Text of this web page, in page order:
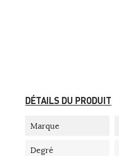
DÉTAILS DU PRODUIT
Marque
Degré